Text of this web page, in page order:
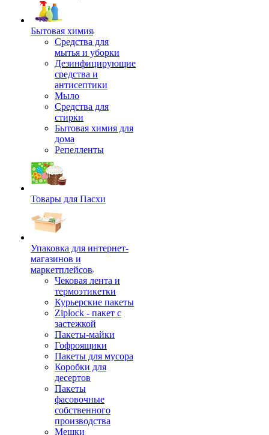
Бытовая химия
Средства для
мытья и уборки
Дезинфицирующие
средства и
антисептики
Мыло
Средства для
стирки
Бытовая химия для
дома
Репелленты
Товары для Пасхи
Упаковка для интернет-
магазинов и
маркетплейсов
Чековая лента и
термоэтикетки
Курьерские пакеты
Ziplock - пакет с
застежкой
Пакеты-майки
Гофроящики
Пакеты для мусора
Коробки для
десертов
Пакеты
фасовочные
собственного
производства
Мешки